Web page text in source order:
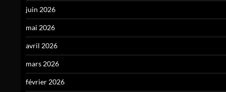
juin 2026
mai 2026
avril 2026
mars 2026
février 2026